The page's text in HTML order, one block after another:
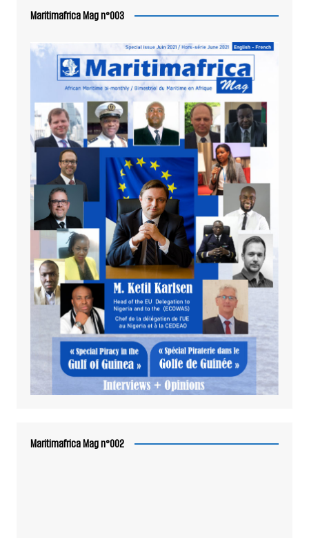
Maritimafrica Mag n°003
Maritimafrica Mag n°002